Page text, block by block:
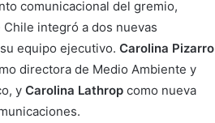
comunicacional del gremio,
Chile integró a dos nuevas
equipo ejecutivo.Carolina Pizarro
directora de Medio Ambiente y
yCarolina Lathrop como nueva